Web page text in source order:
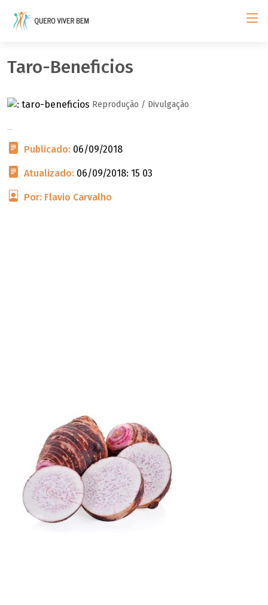
Taro-Beneficios
Reprodução / Divulgação
...
Publicado: 06/09/2018
Atualizado: 06/09/2018: 15 03
Por: Flavio Carvalho